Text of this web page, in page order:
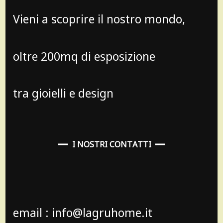
Vieni a scoprire il nostro mondo,
oltre 200mq di esposizione
tra gioielli e design
I NOSTRI CONTATTI
email : info@lagruhome.it